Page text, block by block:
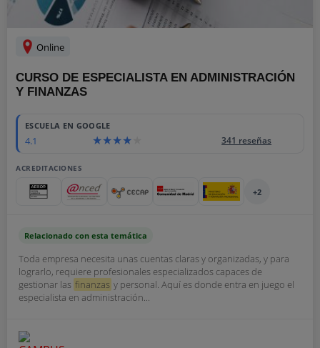
Online
CURSO DE ESPECIALISTA EN ADMINISTRACIÓN
Y FINANZAS
ESCUELA EN GOOGLE
4.1 341 reseñas
ACREDITACIONES
+2
Relacionado con esta temática
Toda empresa necesita unas cuentas claras y organizadas, y para
lograrlo, requiere profesionales especializados capaces de
gestionar las finanzas y personal. Aquí es donde entra en juego el
especialista en administración...